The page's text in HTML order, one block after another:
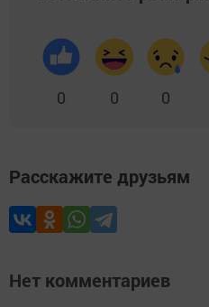
0 0 0
Расскажите друзьям
Нет комментариев